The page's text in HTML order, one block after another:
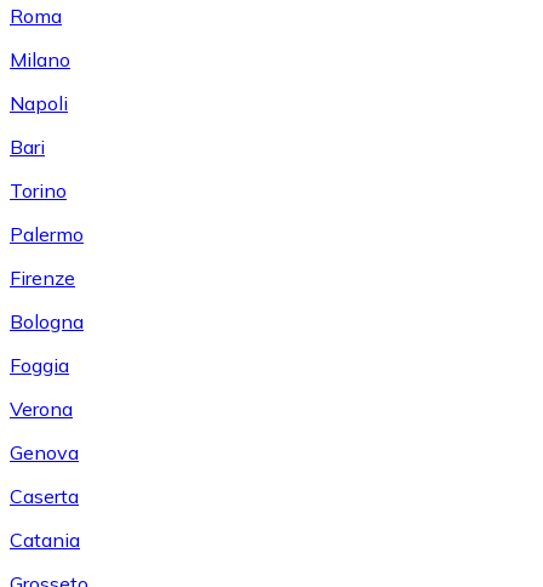
Roma
Milano
Napoli
Bari
Torino
Palermo
Firenze
Bologna
Foggia
Verona
Genova
Caserta
Catania